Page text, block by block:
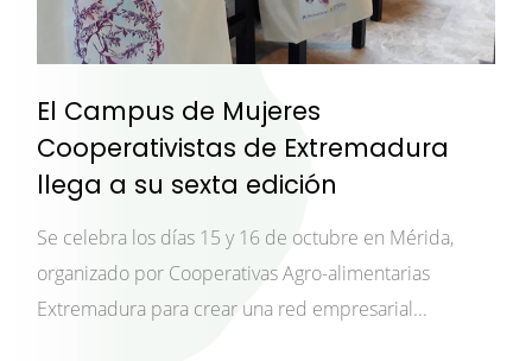
El Campus de Mujeres
Cooperativistas de Extremadura
llega a su sexta edición
Se celebra los días 15 y 16 de octubre en Mérida,
organizado por Cooperativas Agro-alimentarias
Extremadura para crear una red empresarial...